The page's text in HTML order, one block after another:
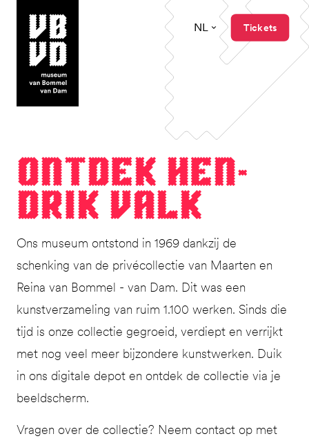
museum van Bommel van Dam
NL Tickets
Ont­dek Hen­
drik Valk
Ons museum ontstond in 1969 dankzij de
schenking van de privécollectie van Maarten en
Reina van Bommel - van Dam. Dit was een
kunstverzameling van ruim 1.100 werken. Sinds die
tijd is onze collectie gegroeid, verdiept en verrijkt
met nog veel meer bijzondere kunstwerken. Duik
in ons digitale depot en ontdek de collectie via je
beeldscherm.
Vragen over de collectie? Neem contact op met